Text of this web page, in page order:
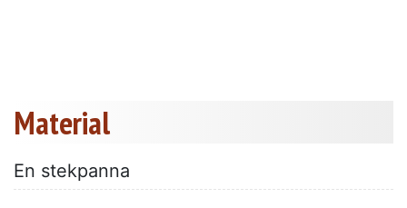
Material
En stekpanna